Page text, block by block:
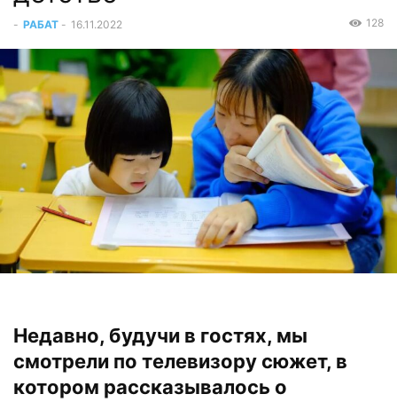
- РАБАТ - 16.11.2022 128
Недавно, будучи в гостях, мы
смотрели по телевизору сюжет, в
котором рассказывалось о